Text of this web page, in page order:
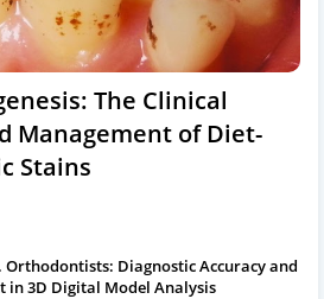
The Clinical
Management of Diet-
Stains
Orthodontists: Diagnostic Accuracy and
in 3D Digital Model Analysis